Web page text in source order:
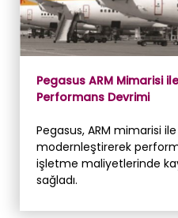
Pegasus ARM Mimarisi
Performans Devrimi
Pegasus, ARM mimarisi ile
modernleştirerek
işletme maliyetlerinde
sağladı.